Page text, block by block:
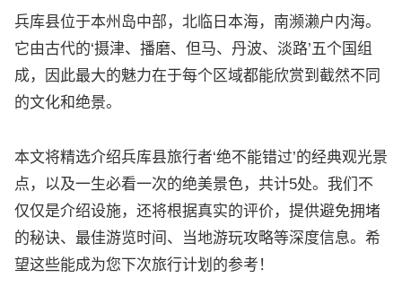
兵库县位于本州岛中部，北临日本海，南濒濑户内海。
它由古代的‘摄津、播磨、但马、丹波、淡路’五个国组
成，因此最大的魅力在于每个区域都能欣赏到截然不同
的文化和绝景。
本文将精选介绍兵库县旅行者‘绝不能错过’的经典观光景
点，以及一生必看一次的绝美景色，共计5处。我们不
仅仅是介绍设施，还将根据真实的评价，提供避免拥堵
的秘诀、最佳游览时间、当地游玩攻略等深度信息。希
望这些能成为您下次旅行计划的参考！